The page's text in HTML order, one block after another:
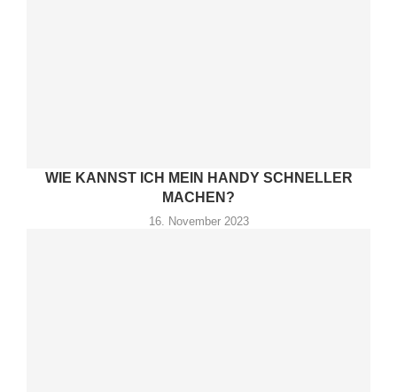
WIE KANNST ICH MEIN HANDY SCHNELLER
MACHEN?
16. November 2023